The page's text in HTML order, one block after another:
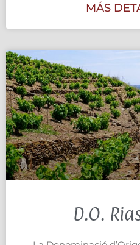
MÁS
D.O.